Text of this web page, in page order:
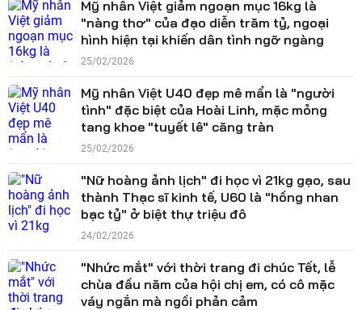
Mỹ nhân Việt giảm ngoạn mục 16kg là
"nàng thơ" của đạo diễn trăm tỷ, ngoại
hình hiện tại khiến dân tình ngỡ ngàng
25/02/2026
Mỹ nhân Việt U40 đẹp mê mẩn là "người
tình" đặc biệt của Hoài Linh, mặc mỏng
tang khoe "tuyết lê" căng tràn
25/02/2026
"Nữ hoàng ảnh lịch" đi học vì 21kg gạo, sau
thành Thạc sĩ kinh tế, U60 là "hồng nhan
bạc tỷ" ở biệt thự triệu đô
24/02/2026
"Nhức mắt" với thời trang đi chúc Tết, lễ
chùa đầu năm của hội chị em, có cô mặc
váy ngắn mà ngồi phản cảm